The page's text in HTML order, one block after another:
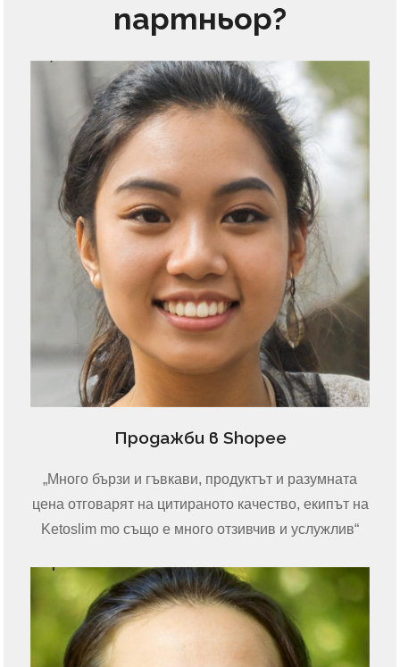
партньор?
Продажби в Shopee
„Много бързи и гъвкави, продуктът и разумната
цена отговарят на цитираното качество, екипът на
Ketoslim mo също е много отзивчив и услужлив“